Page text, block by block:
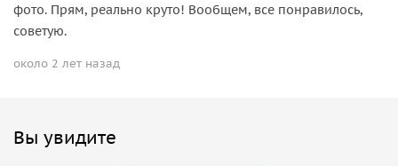
фото. Прям, реально круто! Вообщем, все понравилось,
советую.
около 2 лет назад
Вы увидите